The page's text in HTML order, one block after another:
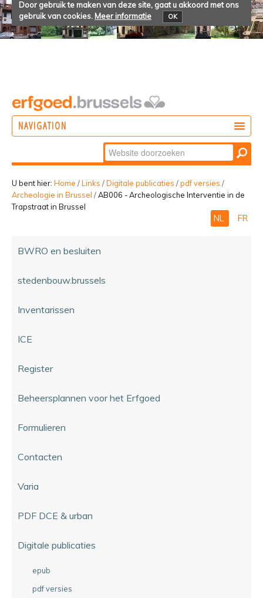
Door gebruik te maken van deze site, gaat u akkoord met ons
gebruik van cookies. Meer informatie OK
NAVIGATION
BELEVEN
Zoek
Geavanceerd
zoeken...
U bent hier: Home /Links /Digitale publicaties /pdf versies /
Archeologie in Brussel /AB006 - Archeologische Interventie in de
Trapstraat in Brussel
NL FR
BWRO en besluiten
stedenbouw.brussels
Inventarissen
ICE
Register
Beheersplannen voor het Erfgoed
Formulieren
Contacten
Varia
PDF DCE & urban
Digitale publicaties
epub
pdf versies